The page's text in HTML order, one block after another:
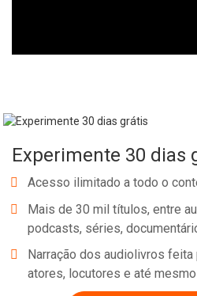
Experimente 30 dias
Acesso ilimitado a todo o
Mais de 30 mil títulos, entre
podcasts, séries,
Narração dos audiolivros
atores, locutores e até